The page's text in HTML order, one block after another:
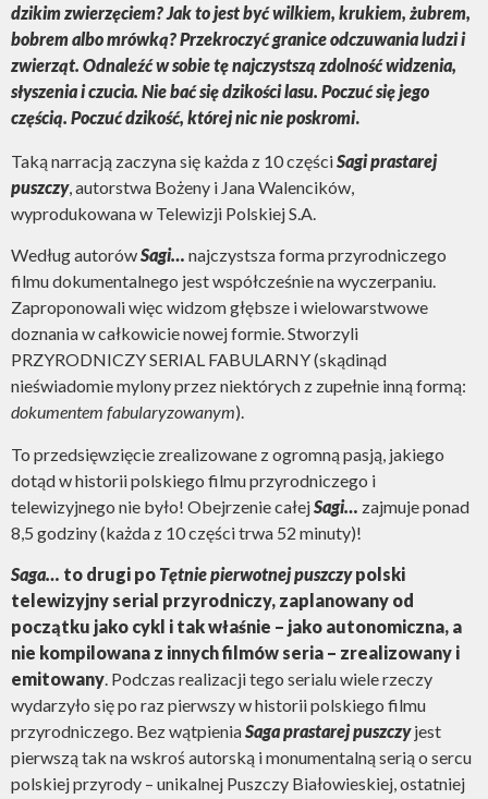
dzikim zwierzęciem?Jak to jest być wilkiem, krukiem, żubrem,
bobrem albo mrówką? Przekroczyć granice odczuwania ludzi i
zwierząt. Odnaleźć w sobie tę najczystszą zdolność widzenia,
słyszenia i czucia. Nie bać się dzikości lasu. Poczuć się jego
częścią. Poczuć dzikość, której nic nie poskromi.
Taką narracją zaczyna się każda z 10 częściSagi prastarej
puszczy, autorstwa Bożeny i Jana Walencików,
wyprodukowana w Telewizji Polskiej S.A.
Według autorówSagi… najczystsza forma przyrodniczego
filmu dokumentalnego jest współcześnie na wyczerpaniu.
Zaproponowali więc widzom głębsze i wielowarstwowe
doznania w całkowicie nowej formie. Stworzyli
PRZYRODNICZY SERIAL FABULARNY (skądinąd
nieświadomie mylony przez niektórych z zupełnie inną formą:
dokumentem fabularyzowanym).
To przedsięwzięcie zrealizowane z ogromną pasją, jakiego
dotąd w historii polskiego filmu przyrodniczego i
telewizyjnego nie było! Obejrzenie całejSagi… zajmuje ponad
8,5 godziny (każda z 10 części trwa 52 minuty)!
Saga… to drugi po Tętnie pierwotnej puszczypolski
telewizyjny serial przyrodniczy, zaplanowany od
początku jako cykl i tak właśnie – jako autonomiczna, a
nie kompilowana z innych filmów seria – zrealizowany i
emitowany. Podczas realizacji tego serialu wiele rzeczy
wydarzyło się po raz pierwszy w historii polskiego filmu
przyrodniczego. Bez wątpieniaSaga prastarej puszczyjest
pierwszą tak na wskroś autorską i monumentalną serią o sercu
polskiej przyrody – unikalnej Puszczy Białowieskiej, ostatniej